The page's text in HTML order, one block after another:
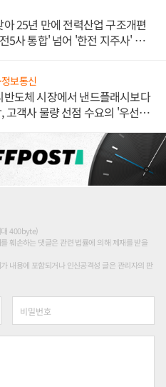
아 25년 만에 전력산업 구조개편
5사 통합' 넘어 '한전 지주사' 재편
정보통신
반도체 시장에서 낸드플래시보다
고객사 물량 선점 수요의 '우선순
400byte)
훼손하는 댓글은 관련 법률에 의해 제재를 받을
내용에 포함되거나 인신공격성 글은 관리자의 판